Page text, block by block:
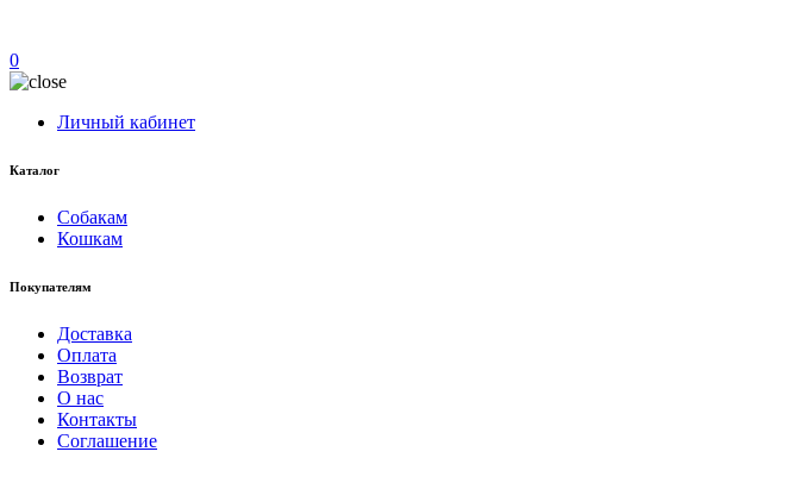
0
Личный кабинет
Каталог
Собакам
Кошкам
Покупателям
Доставка
Оплата
Возврат
О нас
Контакты
Соглашение